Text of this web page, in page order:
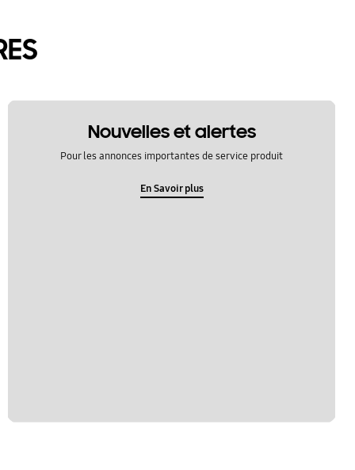
Nouvelles et alertes
Pour les annonces importantes de service produit
En Savoir plus